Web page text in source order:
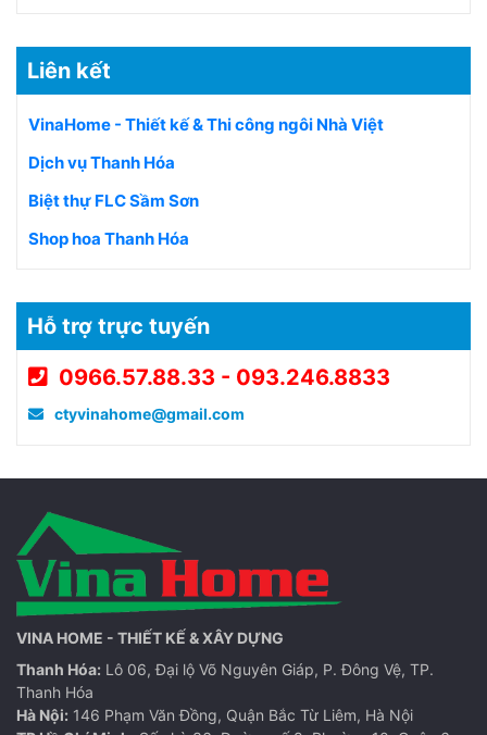
Liên kết
VinaHome - Thiết kế & Thi công ngôi Nhà Việt
Dịch vụ Thanh Hóa
Biệt thự FLC Sầm Sơn
Shop hoa Thanh Hóa
Hỗ trợ trực tuyến
0966.57.88.33 - 093.246.8833
ctyvinahome@gmail.com
VINA HOME - THIẾT KẾ & XÂY DỰNG
Thanh Hóa: Lô 06, Đại lộ Võ Nguyên Giáp, P. Đông Vệ, TP.
Thanh Hóa
Hà Nội: 146 Phạm Văn Đồng, Quận Bắc Từ Liêm, Hà Nội